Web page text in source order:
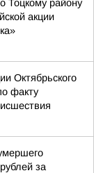
Тоцкому району
акции
Октябрьского
факту
за